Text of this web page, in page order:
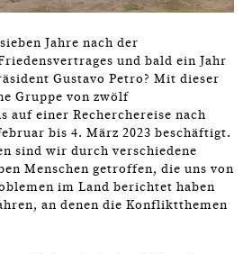
Jahre nach der
und bald ein Jahr
Gustavo Petro? Mit dieser
Gruppe von zwölf
auf einer Recherchereise nach
bis 4. März 2023 beschäftigt.
sind wir durch verschiedene
Menschen getroffen, die uns von
im Land berichtet haben
an denen die Konfliktthemen